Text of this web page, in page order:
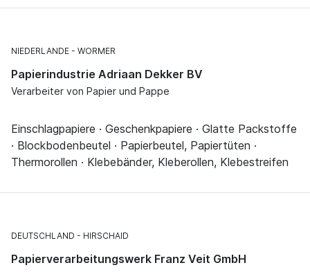
NIEDERLANDE WORMER
Papierindustrie Adriaan Dekker BV
Verarbeiter von Papier und Pappe
Einschlagpapiere · Geschenkpapiere · Glatte Packstoffe
· Blockbodenbeutel · Papierbeutel, Papiertüten ·
Thermorollen · Klebebänder, Kleberollen, Klebestreifen
DEUTSCHLAND HIRSCHAID
Papierverarbeitungswerk Franz Veit GmbH